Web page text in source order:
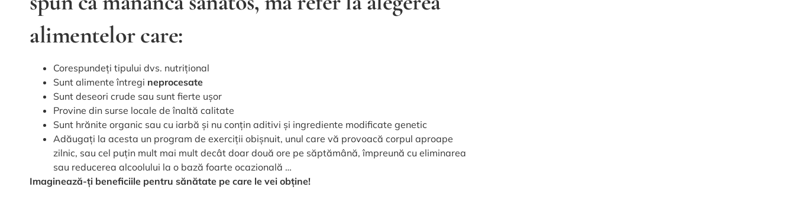
alimentelor care:
Corespundeți tipului dvs. nutrițional
Sunt alimente întregi neprocesate
Sunt deseori crude sau sunt fierte ușor
Provine din surse locale de înaltă calitate
Sunt hrănite organic sau cu iarbă și nu conțin aditivi și ingrediente modificate genetic
Adăugați la acesta un program de exerciții obișnuit, unul care vă provoacă corpul aproape
zilnic, sau cel puțin mult mai mult decât doar două ore pe săptămână, împreună cu eliminarea
sau reducerea alcoolului la o bază foarte ocazională …
Imaginează-ți beneficiile pentru sănătate pe care le vei obține!